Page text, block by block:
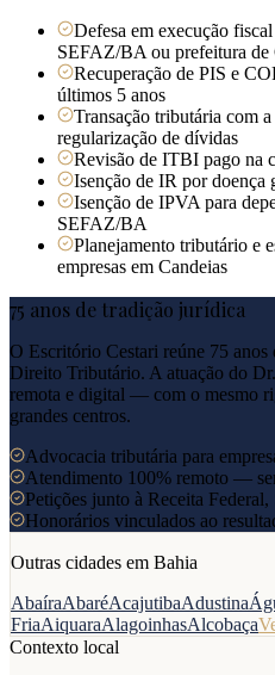
Defesa em execução
SEFAZ/BA ou prefeitura de
Recuperação de PIS e
últimos 5 anos
Transação tributária com
regularização de dívidas
Revisão de ITBI pago na
Isenção de IR por
Isenção de IPVA para
SEFAZ/BA
Planejamento tributário e
empresas em Candeias
75 anos de tradição jurídica
O Escritório Cestari reúne 75
Direito Tributário. A atuação do
remota e digital — com o mesmo
grandes centros.
Advocacia tributária para
Atendimento 100% remoto —
Petições junto à Receita
Honorários vinculados ao
Outras cidades em Bahia
AbaíraAbaréAcajutibaAdustina
FriaAiquaraAlagoinhasAlcobaça
Contexto local